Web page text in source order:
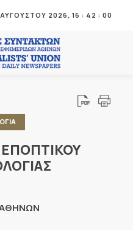
2026, 16 : 42 : 02